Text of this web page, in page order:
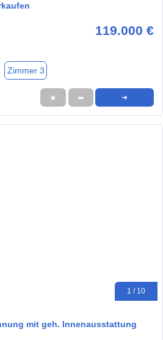
119.000 €
Zimmer 3
★ ➦ ➜
1 / 10
mit geh. Innenausstattung